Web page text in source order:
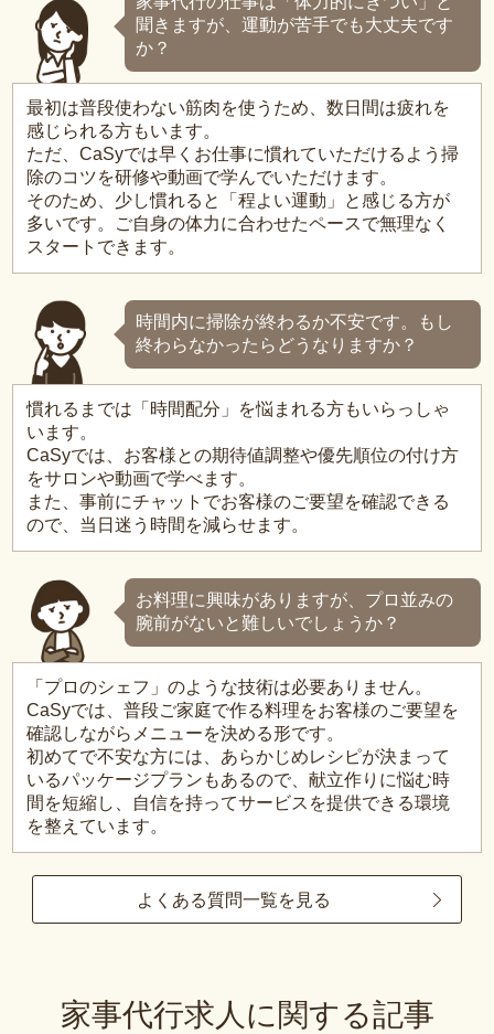
聞きますが、運動が苦手でも大丈夫です
か？
最初は普段使わない筋肉を使うため、数日間は疲れを
感じられる方もいます。
ただ、CaSyでは早くお仕事に慣れていただけるよう掃
除のコツを研修や動画で学んでいただけます。
そのため、少し慣れると「程よい運動」と感じる方が
多いです。ご自身の体力に合わせたペースで無理なく
スタートできます。
時間内に掃除が終わるか不安です。もし
終わらなかったらどうなりますか？
慣れるまでは「時間配分」を悩まれる方もいらっしゃ
います。
CaSyでは、お客様との期待値調整や優先順位の付け方
をサロンや動画で学べます。
また、事前にチャットでお客様のご要望を確認できる
ので、当日迷う時間を減らせます。
お料理に興味がありますが、プロ並みの
腕前がないと難しいでしょうか？
「プロのシェフ」のような技術は必要ありません。
CaSyでは、普段ご家庭で作る料理をお客様のご要望を
確認しながらメニューを決める形です。
初めてで不安な方には、あらかじめレシピが決まって
いるパッケージプランもあるので、献立作りに悩む時
間を短縮し、自信を持ってサービスを提供できる環境
を整えています。
よくある質問一覧を見る
家事代行求人に関する記事